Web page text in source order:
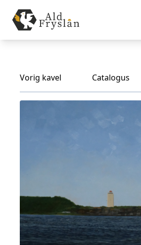
Vorig kavel Catalogus